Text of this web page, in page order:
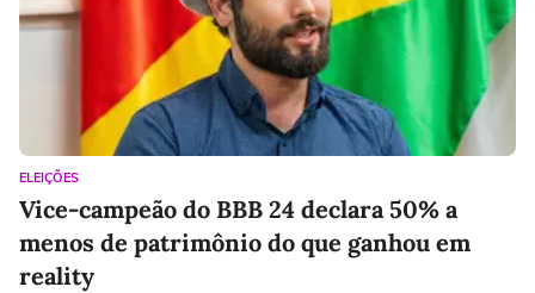
ELEIÇÕES
Vice-campeão do BBB 24 declara 50% a
menos de patrimônio do que ganhou em
reality